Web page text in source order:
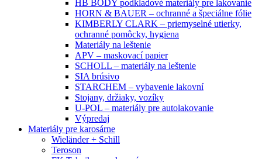
HB BODY podkladové materiály pre lakovanie
HORN & BAUER – ochranné a špeciálne fólie
KIMBERLY CLARK – priemyselné utierky,
ochranné pomôcky, hygiena
Materiály na leštenie
APV – maskovací papier
SCHOLL – materiály na leštenie
SIA brúsivo
STARCHEM – vybavenie lakovní
Stojany, držiaky, vozíky
U-POL – materiály pre autolakovanie
Výpredaj
Materiály pre karosárne
Wieländer + Schill
Teroson